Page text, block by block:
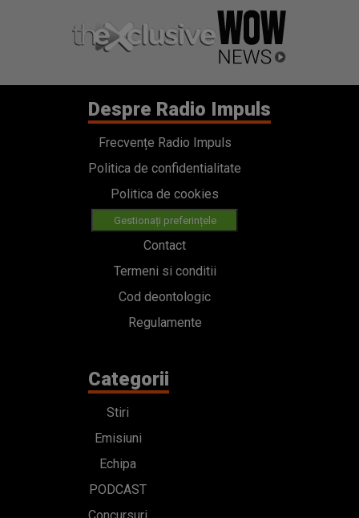
Despre Radio Impuls
Frecvențe Radio Impuls
Politica de confidentialitate
Politica de cookies
Gestionați preferințele
Contact
Termeni si conditii
Cod deontologic
Regulamente
Categorii
Stiri
Emisiuni
Echipa
PODCAST